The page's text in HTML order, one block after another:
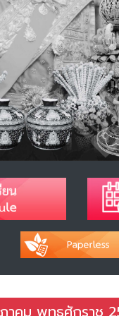
าคม พุทธศักราช